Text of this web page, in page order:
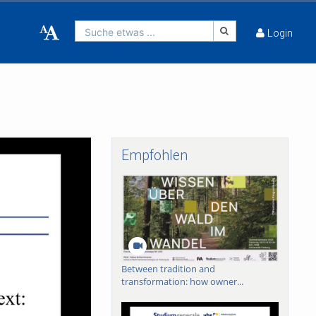
Suche etwas ... Login
Empfohlen
Between tradition and
transformation: how owner...